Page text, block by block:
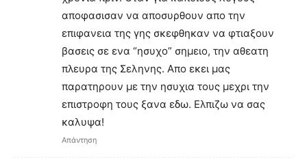
αποφασισαν να αποσυρθουν απο την
επιφανεια της γης σκεφθηκαν να φτιαξουν
βασεις σε ενα “ησυχο” σημειο, την αθεατη
πλευρα της Σεληνης. Απο εκει μας
παρατηρουν με την ησυχια τους μεχρι την
επιστροφη τους ξανα εδω. Ελπιζω να σας
καλυψα!
Απάντηση